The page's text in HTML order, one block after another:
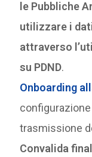
le Pubbliche
utilizzare i
attraverso
su PDND.
Onboarding
configurazione
trasmissione
Convalida